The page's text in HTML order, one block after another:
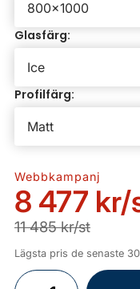
Glasfärg:
Profilfärg:
Webbkampanj
8 477 kr/
11 485 kr/st
Lägsta pris de senaste